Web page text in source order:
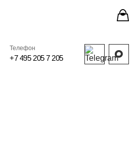
Телефон
+7 495 205 7 205